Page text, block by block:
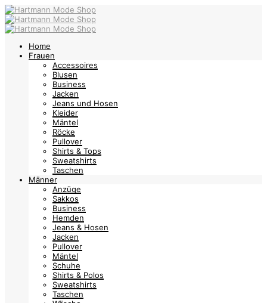
Home
Frauen
Accessoires
Blusen
Business
Jacken
Jeans und Hosen
Kleider
Mäntel
Röcke
Pullover
Shirts & Tops
Sweatshirts
Taschen
Männer
Anzüge
Sakkos
Business
Hemden
Jeans & Hosen
Jacken
Pullover
Mäntel
Schuhe
Shirts & Polos
Sweatshirts
Taschen